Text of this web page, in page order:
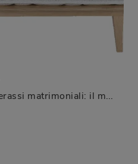
Scopri in negozio i Materassi matrimoniali: il modello Rubino Bonnel a molle ti aspetta per garantirti il riposo migliore.